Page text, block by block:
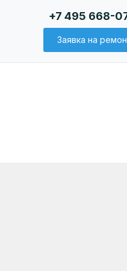
+7 495 668-
Заявка на